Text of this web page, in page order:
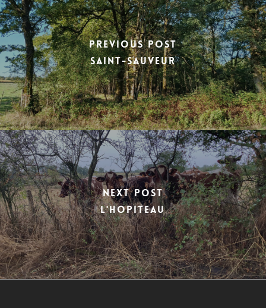
Previous Post
SAINT-SAUVEUR
Next Post
L'HOPITEAU